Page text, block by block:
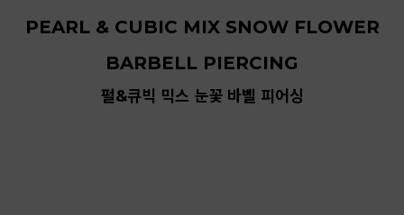
PEARL & CUBIC MIX SNOW FLOWER
BARBELL PIERCING
펄&큐빅 믹스 눈꽃 바벨 피어싱